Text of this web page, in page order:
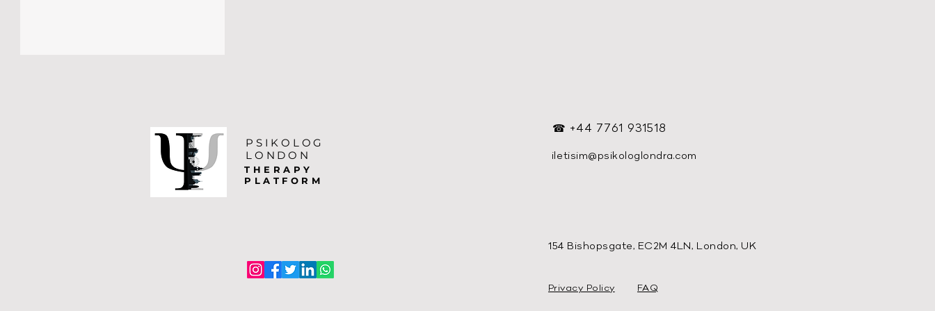
PSIKOLOG
LONDON
THERAPY
PLATFORM
☎ +44 7761 931518
iletisim@psikologlondra.com
154 Bishopsgate, EC2M 4LN, London, UK
Privacy Policy FAQ